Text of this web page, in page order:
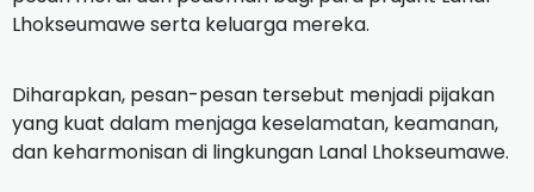
Lhokseumawe serta keluarga mereka.
Diharapkan, pesan-pesan tersebut menjadi pijakan
yang kuat dalam menjaga keselamatan, keamanan,
dan keharmonisan di lingkungan Lanal Lhokseumawe.